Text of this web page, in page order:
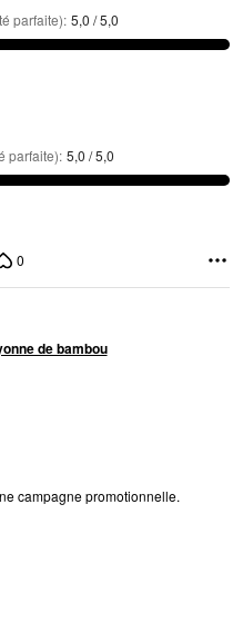
parfaite): 5,0 / 5,0
parfaite): 5,0 / 5,0
0
de bambou
campagne promotionnelle.